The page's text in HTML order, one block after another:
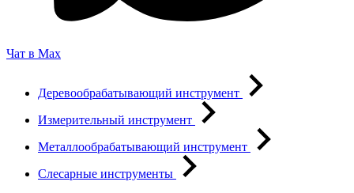
Чат в Max
Деревообрабатывающий инструмент
Измерительный инструмент
Металлообрабатывающий инструмент
Слесарные инструменты